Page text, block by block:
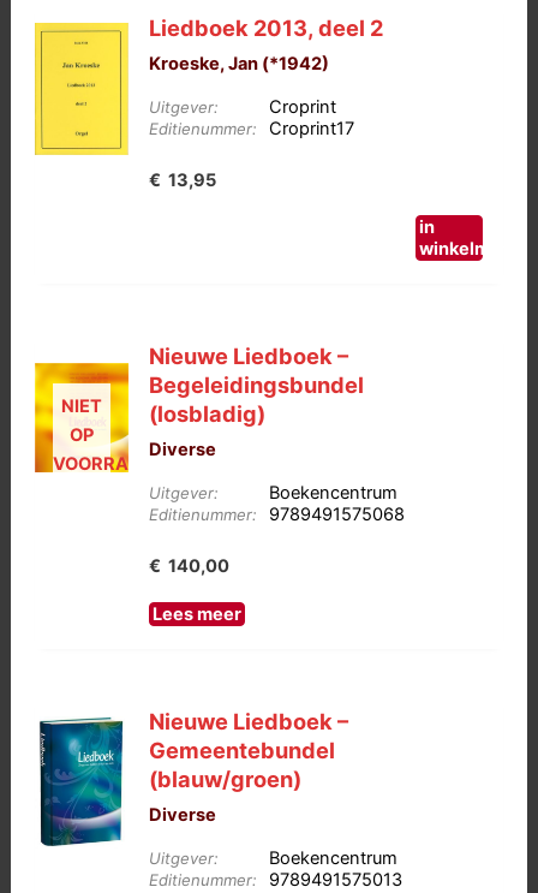
Liedboek 2013, deel 2
Kroeske, Jan (*1942)
Uitgever: Croprint
Editienummer: Croprint17
€ 13,95
in
winkelmand
NIET
OP
VOORRAAD
Nieuwe Liedboek –
Begeleidingsbundel
(losbladig)
Diverse
Uitgever: Boekencentrum
Editienummer: 9789491575068
€ 140,00
Lees meer
Nieuwe Liedboek –
Gemeentebundel
(blauw/groen)
Diverse
Uitgever: Boekencentrum
Editienummer: 9789491575013